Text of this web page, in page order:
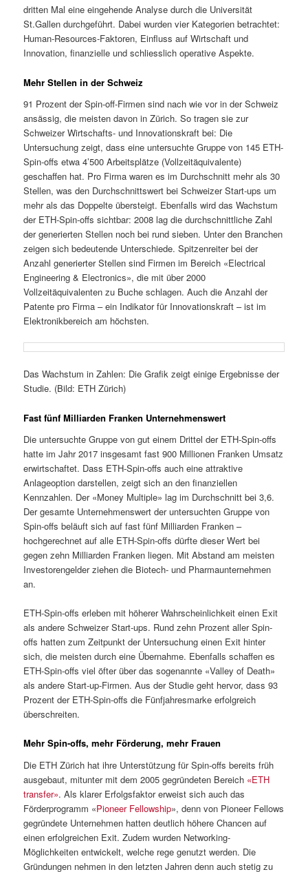
dritten Mal eine eingehende Analyse durch die Universität
St.Gallen durchgeführt. Dabei wurden vier Kategorien betrachtet:
Human-​Resources-Faktoren, Einfluss auf Wirtschaft und
Innovation, finanzielle und schliesslich operative Aspekte.
Mehr Stellen in der Schweiz
91 Prozent der Spin-​off-Firmen sind nach wie vor in der Schweiz
ansässig, die meisten davon in Zürich. So tragen sie zur
Schweizer Wirtschafts-​ und Innovationskraft bei: Die
Untersuchung zeigt, dass eine untersuchte Gruppe von 145 ETH-​
Spin-offs etwa 4’500 Arbeitsplätze (Vollzeitäquivalente)
geschaffen hat. Pro Firma waren es im Durchschnitt mehr als 30
Stellen, was den Durchschnittswert bei Schweizer Start-​ups um
mehr als das Doppelte übersteigt. Ebenfalls wird das Wachstum
der ETH-​Spin-offs sichtbar: 2008 lag die durchschnittliche Zahl
der generierten Stellen noch bei rund sieben. Unter den Branchen
zeigen sich bedeutende Unterschiede. Spitzenreiter bei der
Anzahl generierter Stellen sind Firmen im Bereich «Electrical
Engineering & Electronics», die mit über 2000
Vollzeitäquivalenten zu Buche schlagen. Auch die Anzahl der
Patente pro Firma – ein Indikator für Innovationskraft – ist im
Elektronikbereich am höchsten.
Das Wachstum in Zahlen: Die Grafik zeigt einige Ergebnisse der
Studie. (Bild: ETH Zürich)
Fast fünf Milliarden Franken Unternehmenswert
Die untersuchte Gruppe von gut einem Drittel der ETH-​Spin-offs
hatte im Jahr 2017 insgesamt fast 900 Millionen Franken Umsatz
erwirtschaftet. Dass ETH-​Spin-offs auch eine attraktive
Anlageoption darstellen, zeigt sich an den finanziellen
Kennzahlen. Der «Money Multiple» lag im Durchschnitt bei 3,6.
Der gesamte Unternehmenswert der untersuchten Gruppe von
Spin-​offs beläuft sich auf fast fünf Milliarden Franken –
hochgerechnet auf alle ETH-​Spin-offs dürfte dieser Wert bei
gegen zehn Milliarden Franken liegen. Mit Abstand am meisten
Investorengelder ziehen die Biotech-​ und Pharmaunternehmen
an.
ETH-​Spin-offs erleben mit höherer Wahrscheinlichkeit einen Exit
als andere Schweizer Start-​ups. Rund zehn Prozent aller Spin-​
offs hatten zum Zeitpunkt der Untersuchung einen Exit hinter
sich, die meisten durch eine Übernahme. Ebenfalls schaffen es
ETH-​Spin-offs viel öfter über das sogenannte «Valley of Death»
als andere Start-​up-Firmen. Aus der Studie geht hervor, dass 93
Prozent der ETH-​Spin-offs die Fünfjahresmarke erfolgreich
überschreiten.
Mehr Spin-​offs, mehr Förderung, mehr Frauen
Die ETH Zürich hat ihre Unterstützung für Spin-​offs bereits früh
ausgebaut, mitunter mit dem 2005 gegründeten Bereich «ETH
transfer». Als klarer Erfolgsfaktor erweist sich auch das
Förderprogramm «Pioneer Fellowship», denn von Pioneer Fellows
gegründete Unternehmen hatten deutlich höhere Chancen auf
einen erfolgreichen Exit. Zudem wurden Networking-​
Möglichkeiten entwickelt, welche rege genutzt werden. Die
Gründungen nehmen in den letzten Jahren denn auch stetig zu